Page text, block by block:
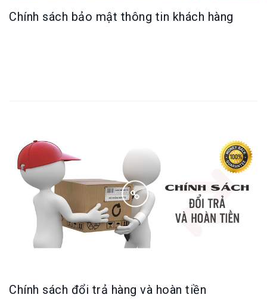
Chính sách bảo mật thông tin khách hàng
Chính sách đổi trả hàng và hoàn tiền